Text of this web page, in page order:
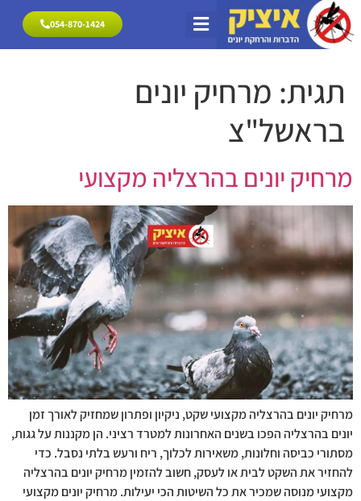
054-870-1424
054-870-1424
תגית: מרחיק יונים
בראשל"צ
מרחיק יונים בהרצליה מקצועי
מרחיק יונים בהרצליה מקצועי שקט, ניקיון ופתרון שמחזיק לאורך זמן
יונים בהרצליה הפכו בשנים האחרונות למטרד רציני. הן מקננות על גגות,
מסתורי כביסה וחלונות, משאירות לכלוך, ריח ורעש בלתי נסבל. כדי
להחזיר את השקט לבית או לעסק, חשוב להזמין מרחיק יונים בהרצליה
מקצועי מנוסה שמכיר את כל השיטות הכי יעילות. מרחיק יונים מקצועי